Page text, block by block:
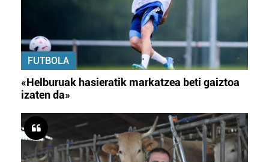
FUTBOLA
«Helburuak hasieratik markatzea beti gaiztoa
izaten da»